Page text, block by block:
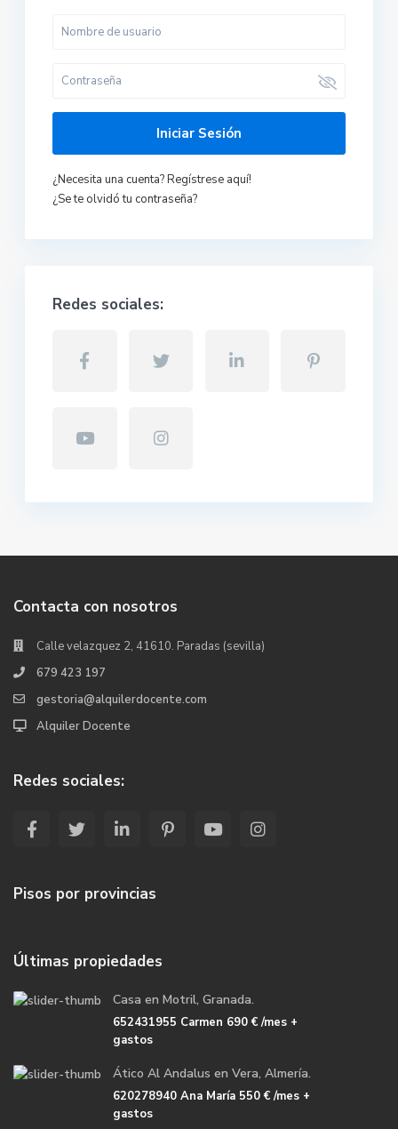
Iniciar Sesión
¿Necesita una cuenta? Regístrese aquí!
¿Se te olvidó tu contraseña?
Redes sociales:
Contacta con nosotros
Calle velazquez 2, 41610. Paradas (sevilla)
679 423 197
gestoria@alquilerdocente.com
Alquiler Docente
Redes sociales:
Pisos por provincias
Últimas propiedades
Casa en Motril, Granada.
652431955 Carmen 690 €/mes +
gastos
Ático Al Andalus en Vera, Almería.
620278940 Ana María 550 €/mes +
gastos